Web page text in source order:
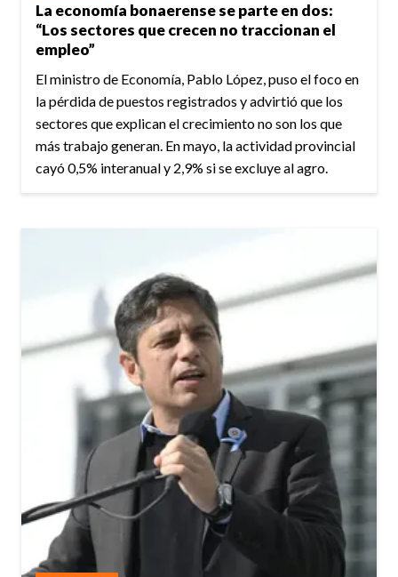
La economía bonaerense se parte en dos:
“Los sectores que crecen no traccionan el
empleo”
El ministro de Economía, Pablo López, puso el foco en
la pérdida de puestos registrados y advirtió que los
sectores que explican el crecimiento no son los que
más trabajo generan. En mayo, la actividad provincial
cayó 0,5% interanual y 2,9% si se excluye al agro.